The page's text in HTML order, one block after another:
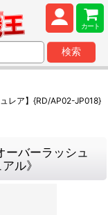
カート
検索
レア】{RD/AP02-JP018}
バーラッシュ
ル》